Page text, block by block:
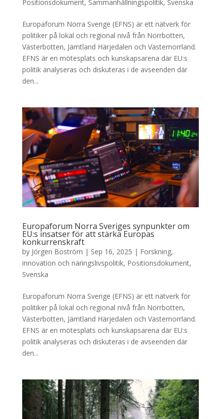
Positionsdokument, Sammanhållningspolitik, Svenska
Europaforum Norra Sverige (EFNS) är ett nätverk för
politiker på lokal och regional nivå från Norrbotten,
Västerbotten, Jämtland Härjedalen och Västernorrland.
EFNS är en mötesplats och kunskapsarena där EU:s
politik analyseras och diskuteras i de avseenden där
den...
Europaforum Norra Sveriges synpunkter om
EU:s insatser för att stärka Europas
konkurrenskraft
by Jörgen Boström | Sep 16, 2025 | Forskning,
innovation och näringslivspolitik, Positionsdokument,
Svenska
Europaforum Norra Sverige (EFNS) är ett nätverk för
politiker på lokal och regional nivå från Norrbotten,
Västerbotten, Jämtland Härjedalen och Västernorrland.
EFNS är en mötesplats och kunskapsarena där EU:s
politik analyseras och diskuteras i de avseenden där
den...